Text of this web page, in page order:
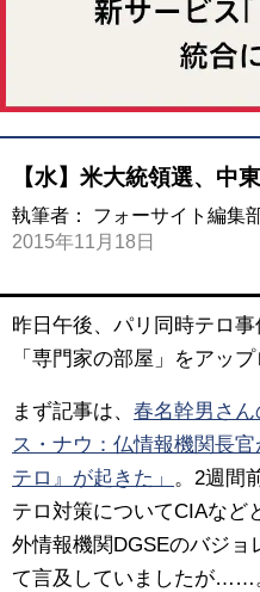
【水】米大統領選、中
執筆者： フォーサイト編集
2015年11月18日
昨日午後、パリ同時テロ
「専門家の部屋」をアッ
まず記事は、 春名幹男さ
ス・ナウ：仏情報機関長
テロ』が起きた」 。2週間
テロ対策についてCIAなど
外情報機関DGSEのバジョ
て言及していましたが……